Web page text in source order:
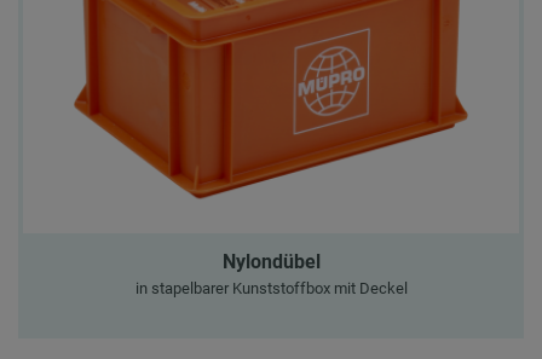
Nylondübel
in stapelbarer Kunststoffbox mit Deckel